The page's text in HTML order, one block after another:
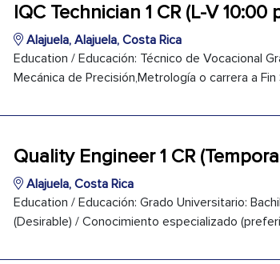
IQC Technician 1 CR (L-V
Alajuela, Alajuela, Costa Rica
Education / Educación: Técnico de Vocacional
Mecánica de Precisión,Metrología o carrera a
Quality Engineer 1 CR
Alajuela, Costa Rica
Education / Educación: Grado Universitario:
(Desirable) / Conocimiento especializado